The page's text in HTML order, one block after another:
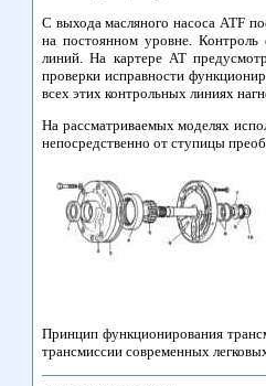
С выхода масляного насоса ATF
на постоянном уровне. Контроль
линий. На картере АТ
проверки исправности
всех этих контрольных линиях
На рассматриваемых моделях
непосредственно от ступицы
Принцип функционирования
трансмиссии современных